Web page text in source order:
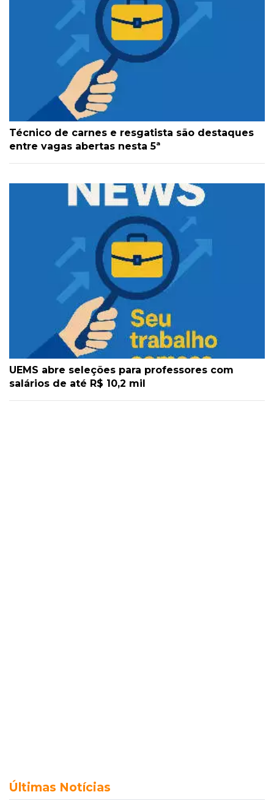
Técnico de carnes e resgatista são destaques
entre vagas abertas nesta 5ª
UEMS abre seleções para professores com
salários de até R$ 10,2 mil
Últimas Notícias